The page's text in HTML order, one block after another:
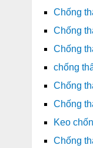
Chống
Chống
Chống
chống
Chống
Chống
Keo
Chống